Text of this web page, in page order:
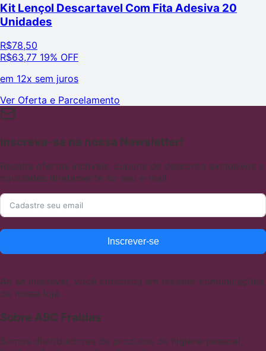
Kit Lençol Descartavel Com Fita Adesiva 20
Unidades
R$78,50
R$63,77 19% OFF
em 12x sem juros
Ver Oferta e Parcelamento
Inscreva-se na nossa Newsletter!
Receba ofertas incríveis, cupons de desconto exclusivos e
novidades diretamente no seu e-mail.
Inscrever-se
Ao se inscrever, você concorda em receber comunicações
de nossa loja.
Sobre ABC Fraldas
Somos distribuidores de produtos de higiene pessoal,